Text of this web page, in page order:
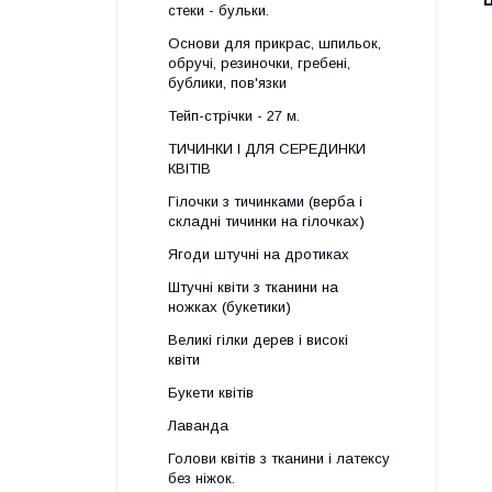
стеки - бульки.
Основи для прикрас, шпильок,
обручі, резиночки, гребені,
бублики, пов'язки
Тейп-стрічки - 27 м.
ТИЧИНКИ І ДЛЯ СЕРЕДИНКИ
КВІТІВ
Гілочки з тичинками (верба і
складні тичинки на гілочках)
Ягоди штучні на дротиках
Штучні квіти з тканини на
ножках (букетики)
Великі гілки дерев і високі
квіти
Букети квітів
Лаванда
Голови квітів з тканини і латексу
без ніжок.